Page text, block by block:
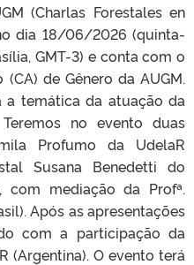
(Charlas Forestales en
dia 18/06/2026 (quinta-
GMT-3) e conta com o
de Gênero da AUGM.
a temática da atuação da
no evento duas
Profumo da UdelaR
Susana Benedetti do
mediação da Profª.
Após as apresentações
com a participação da
(Argentina). O evento terá